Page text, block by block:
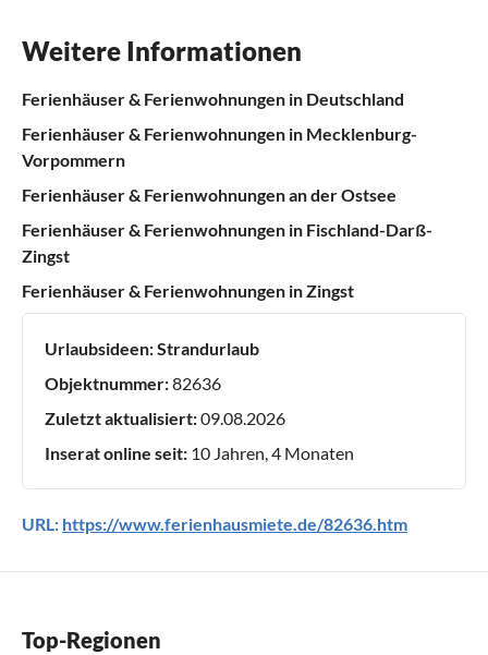
Weitere Informationen
Ferienhäuser & Ferienwohnungen in Deutschland
Ferienhäuser & Ferienwohnungen in Mecklenburg-
Vorpommern
Ferienhäuser & Ferienwohnungen an der Ostsee
Ferienhäuser & Ferienwohnungen in Fischland-Darß-
Zingst
Ferienhäuser & Ferienwohnungen in Zingst
Urlaubsideen:Strandurlaub
Objektnummer:82636
Zuletzt aktualisiert:09.08.2026
Inserat online seit: 10 Jahren, 4 Monaten
URL: https://www.ferienhausmiete.de/82636.htm
Top-Regionen